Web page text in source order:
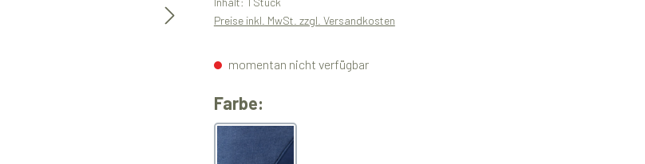
Preise inkl. MwSt. zzgl. Versandkosten
momentan nicht verfügbar
Farbe:
melangeblue